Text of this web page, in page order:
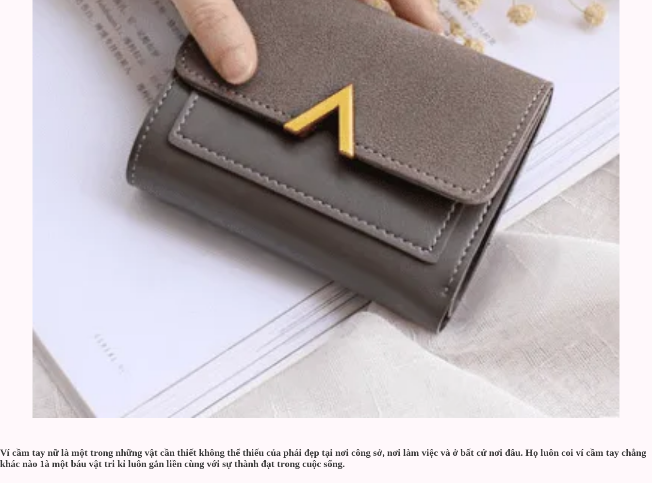
Ví cầm tay nữ là một trong những vật cần thiết không thể thiếu của phái đẹp tại nơi công sở, nơi làm việc và ở bất cứ nơi đâu. Họ luôn coi ví cầm tay chẳng
khác nào 1à một báu vật tri kỉ luôn gắn liền cùng với sự thành đạt trong cuộc sống.